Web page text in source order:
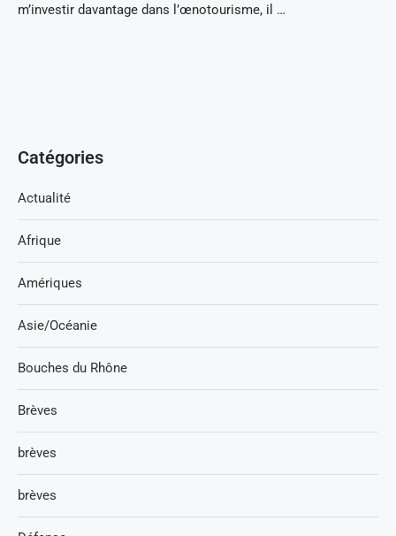
m’investir davantage dans l’œnotourisme, il …
Catégories
Actualité
Afrique
Amériques
Asie/Océanie
Bouches du Rhône
Brèves
brèves
brèves